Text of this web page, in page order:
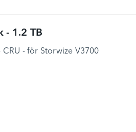
- 1.2 TB
CRU - för Storwize V3700